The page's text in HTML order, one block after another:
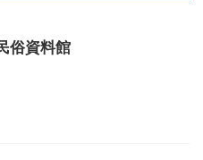
俗資料館